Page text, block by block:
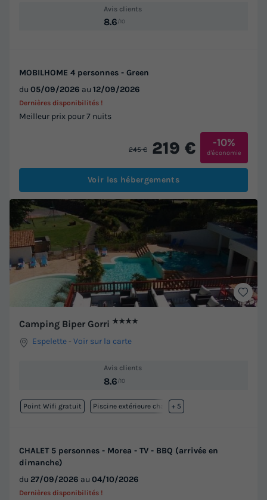
Avis clients
8.6/10
MOBILHOME 4 personnes - Green
du 05/09/2026 au 12/09/2026
Meilleur prix pour 7 nuits
Dernières disponibilités !
245 € 219 € -10%
d'économie
Voir les hébergements
Camping Biper Gorri ★★★★
Espelette -Voir sur la carte
Avis clients
8.6/10
Point Wifi gratuit Piscine extérieure chauffée
+ 5
CHALET 5 personnes - Morea - TV - BBQ (arrivée en
dimanche)
du 27/09/2026 au 04/10/2026
Dernières disponibilités !